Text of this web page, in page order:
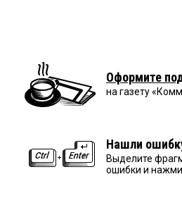
Оформите
на газету
Нашли
Выделите
ошибки и